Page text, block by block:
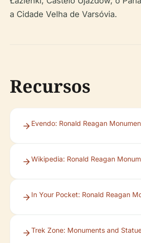
a Cidade Velha de Varsóvia.
Recursos
Evendo: Ronald Reagan
Wikipedia: Ronald Reagan
In Your Pocket: Ronald Reagan
Trek Zone: Monuments and